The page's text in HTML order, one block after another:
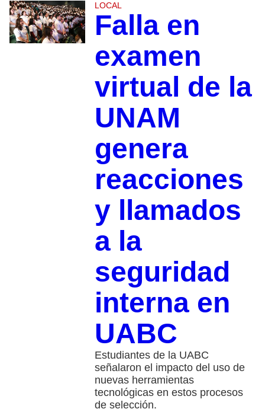
LOCAL
Falla en
examen
virtual de la
UNAM
genera
reacciones
y llamados
a la
seguridad
interna en
UABC
Estudiantes de la UABC
señalaron el impacto del uso de
nuevas herramientas
tecnológicas en estos procesos
de selección.